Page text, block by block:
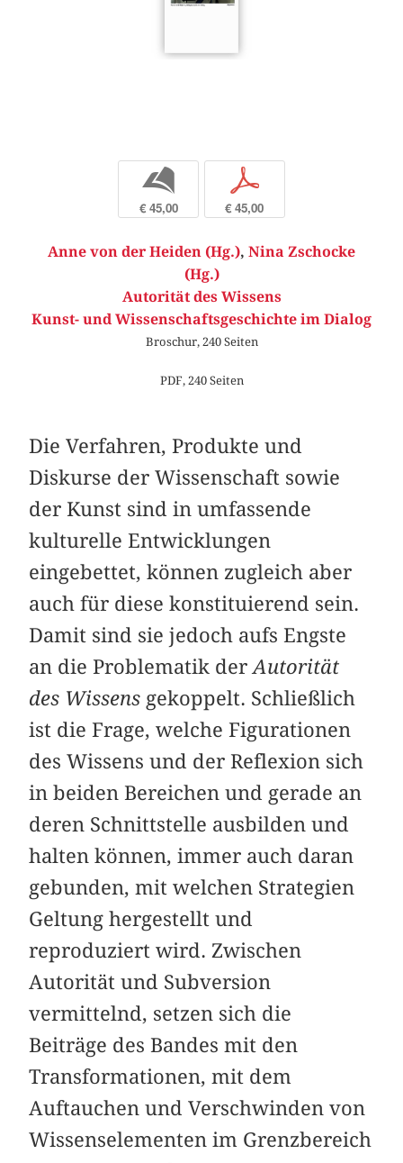
b
€ 45,00
p
€ 45,00
Anne von der Heiden (Hg.), Nina Zschocke
(Hg.)
Autorität des Wissens
Kunst- und Wissenschaftsgeschichte im Dialog
Broschur, 240 Seiten
PDF, 240 Seiten
Die Verfahren, Produkte und
Diskurse der Wissenschaft sowie
der Kunst sind in umfassende
kulturelle Entwicklungen
eingebettet, können zugleich aber
auch für diese konstituierend sein.
Damit sind sie jedoch aufs Engste
an die Problematik derAutorität
des Wissens gekoppelt. Schließlich
ist die Frage, welche Figurationen
des Wissens und der Reflexion sich
in beiden Bereichen und gerade an
deren Schnittstelle ausbilden und
halten können, immer auch daran
gebunden, mit welchen Strategien
Geltung hergestellt und
reproduziert wird. Zwischen
Autorität und Subversion
vermittelnd, setzen sich die
Beiträge des Bandes mit den
Transformationen, mit dem
Auftauchen und Verschwinden von
Wissenselementen im Grenzbereich